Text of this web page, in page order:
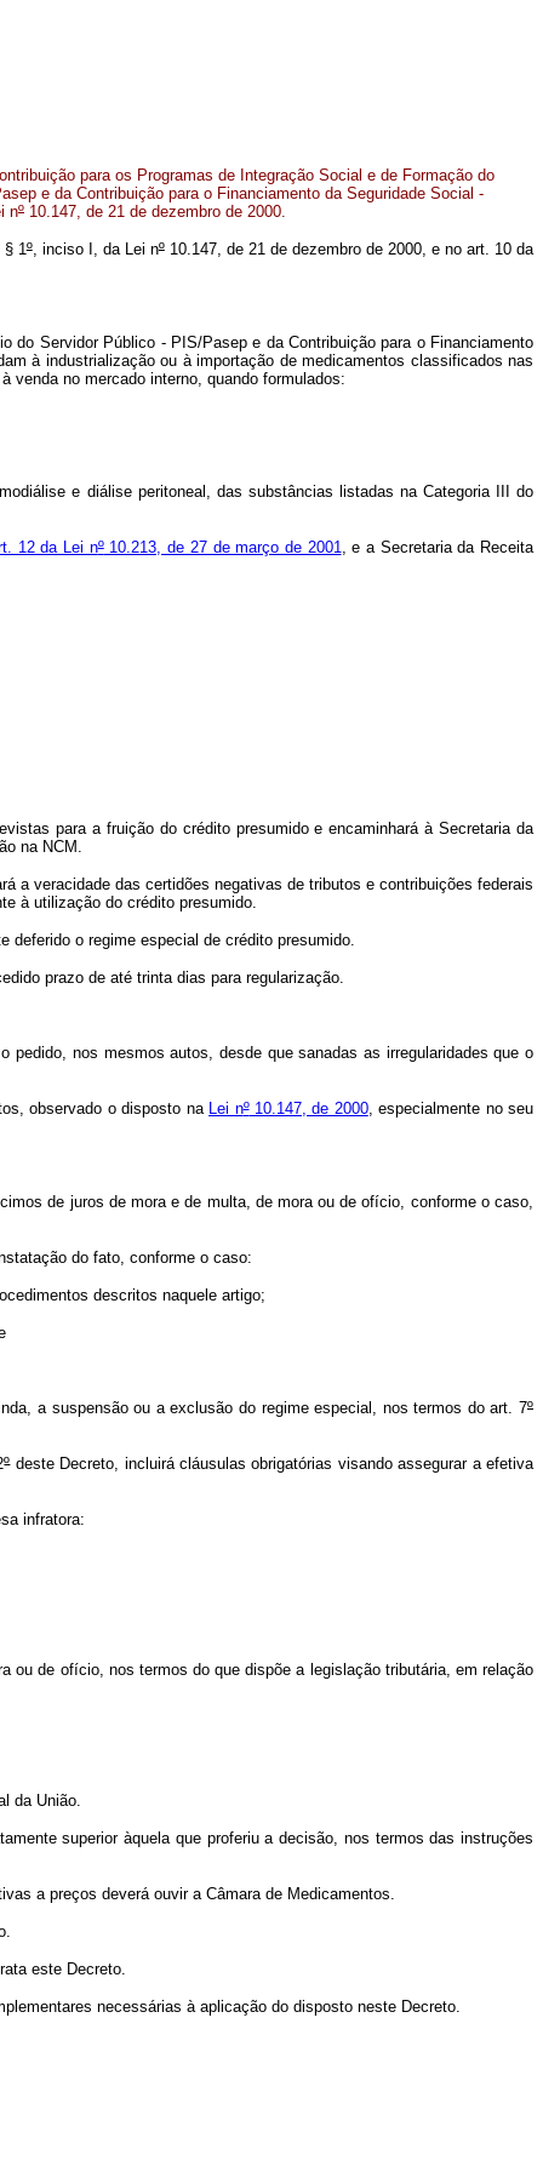
para os Programas de Integração Social e de Formação do
e da Contribuição para o Financiamento da Seguridade Social -
nº 10.147, de 21 de dezembro de 2000.
§ 1º, inciso I, da Lei nº10.147, de 21 de dezembro de 2000, e no art. 10 da
Servidor Público - PIS/Pasep e da Contribuição para o Financiamento
à industrialização ou à importação de medicamentos classificados nas
venda no mercado interno, quando formulados:
e diálise peritoneal, das substâncias listadas na Categoria III do
12 da Lei nº10.213, de 27 de março de 2001, e a Secretaria da Receita
para a fruição do crédito presumido e encaminhará à Secretaria da
na NCM.
a veracidade das certidões negativas de tributos e contribuições federais
à utilização do crédito presumido.
deferido o regime especial de crédito presumido.
prazo de até trinta dias para regularização.
nos mesmos autos, desde que sanadas as irregularidades que o
observado o disposto na Lei nº10.147, de 2000, especialmente no seu
de juros de mora e de multa, de mora ou de ofício, conforme o caso,
do fato, conforme o caso:
descritos naquele artigo;
a suspensão ou a exclusão do regime especial, nos termos do art. 7º
ºdeste Decreto, incluirá cláusulas obrigatórias visando assegurar a efetiva
infratora:
de ofício, nos termos do que dispõe a legislação tributária, em relação
da União.
superior àquela que proferiu a decisão, nos termos das instruções
a preços deverá ouvir a Câmara de Medicamentos.
este Decreto.
necessárias à aplicação do disposto neste Decreto.